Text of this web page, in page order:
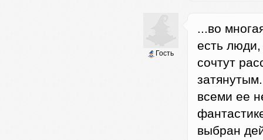
Гость
...во
есть люди,
сочтут
всеми ее
выбран